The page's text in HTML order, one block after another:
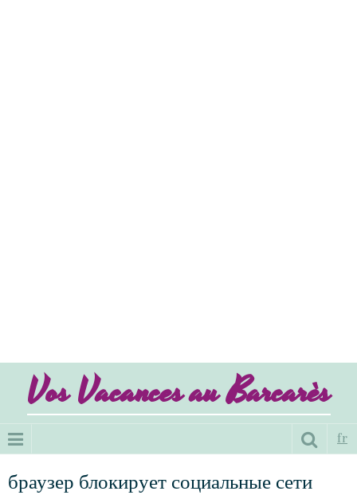
Vos Vacances au Barcarès
fr
браузер блокирует социальные сети